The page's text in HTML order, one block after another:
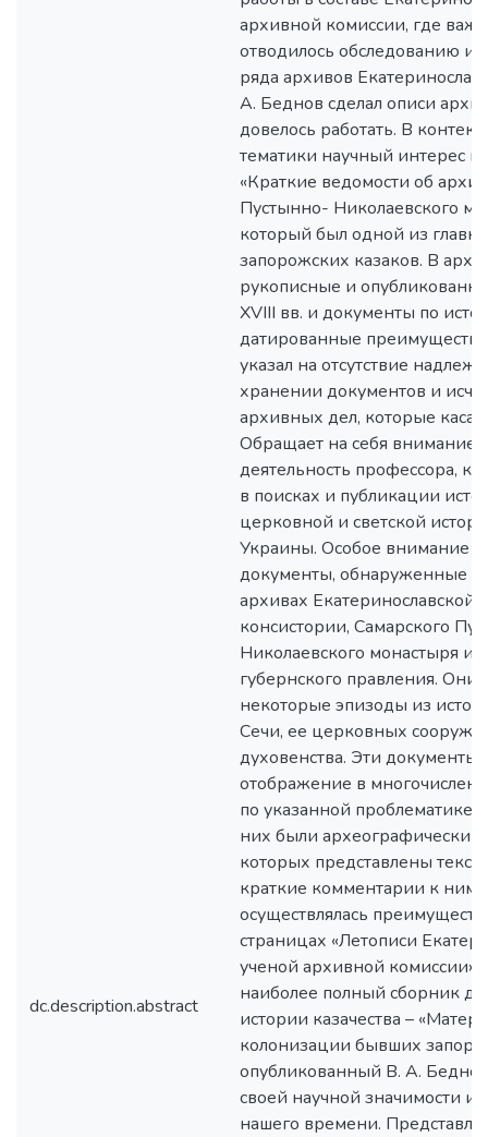
dc.description.abstract
архивной комиссии, где
отводилось обследованию и
ряда архивов
А. Беднов сделал описи
довелось работать. В
тематики научный интерес
«Краткие ведомости об
Пустынно- Николаевского
который был одной из
запорожских казаков. В
рукописные и
ХVІІІ вв. и документы по
датированные
указал на отсутствие
хранении документов и
архивных дел, которые
Обращает на себя внимание
деятельность профессора,
в поисках и публикации
церковной и светской
Украины. Особое внимание
документы, обнаруженные
архивах Екатеринославской
консистории, Самарского
Николаевского монастыря и
губернского правления. Они
некоторые эпизоды из
Сечи, ее церковных
духовенства. Эти документы
отображение в
по указанной проблематике.
них были
которых представлены
краткие комментарии к ним.
осуществлялась
страницах «Летописи
ученой архивной комиссии».
наиболее полный сборник
истории казачества –
колонизации бывших
опубликованный В. А.
своей научной значимости и
нашего времени.